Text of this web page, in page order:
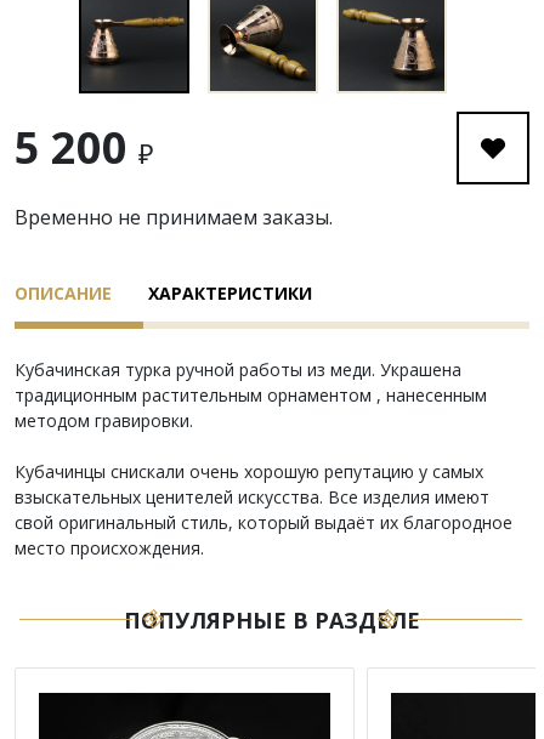
5 200 ₽
Временно не принимаем заказы.
ОПИСАНИЕ ХАРАКТЕРИСТИКИ
Кубачинская турка ручной работы из меди. Украшена
традиционным растительным орнаментом , нанесенным
методом гравировки.
Кубачинцы снискали очень хорошую репутацию у самых
взыскательных ценителей искусства. Все изделия имеют
свой оригинальный стиль, который выдаёт их благородное
место происхождения.
ПОПУЛЯРНЫЕ В РАЗДЕЛЕ